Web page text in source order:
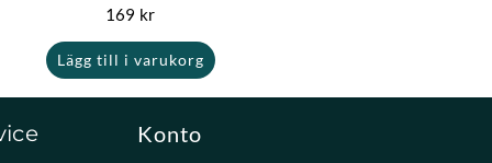
169 kr
Lägg till i varukorg
Konto